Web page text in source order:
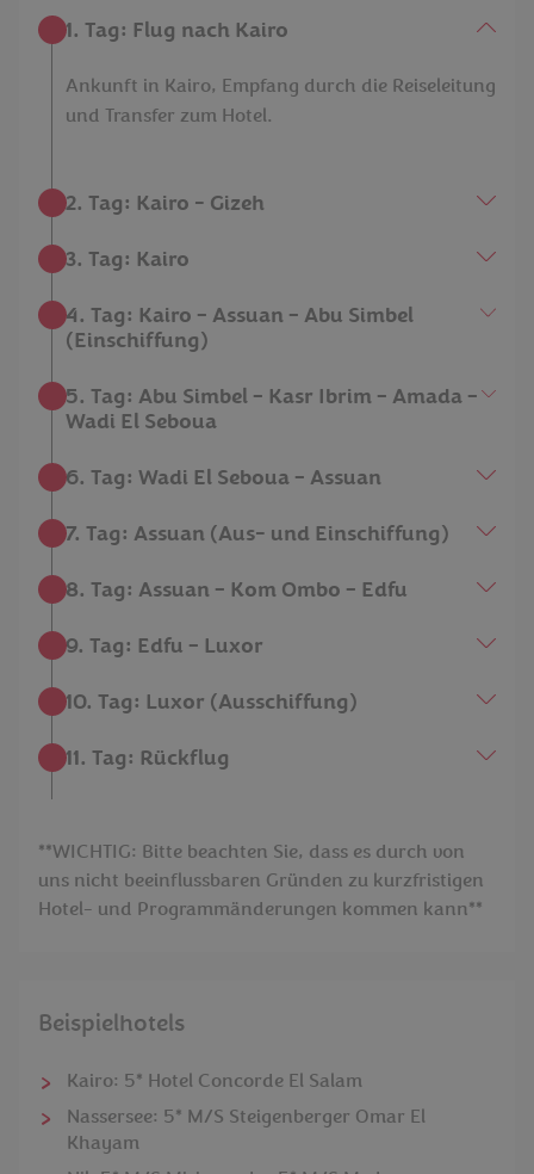
1. Tag: Flug nach Kairo
Ankunft in Kairo, Empfang durch die Reiseleitung
und Transfer zum Hotel.
2. Tag: Kairo - Gizeh
3. Tag: Kairo
4. Tag: Kairo – Assuan – Abu Simbel
(Einschiffung)
5. Tag: Abu Simbel – Kasr Ibrim – Amada –
Wadi El Seboua
6. Tag: Wadi El Seboua – Assuan
7. Tag: Assuan (Aus- und Einschiffung)
8. Tag: Assuan – Kom Ombo – Edfu
9. Tag: Edfu – Luxor
10. Tag: Luxor (Ausschiffung)
11. Tag: Rückflug
**WICHTIG: Bitte beachten Sie, dass es durch von
uns nicht beeinflussbaren Gründen zu kurzfristigen
Hotel- und Programmänderungen kommen kann**
Beispielhotels
Kairo: 5* Hotel Concorde El Salam
Nassersee: 5* M/S Steigenberger Omar El
Khayam